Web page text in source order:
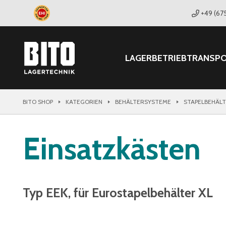
+49
LAGERBETRIEB
BITO SHOP KATEGORIEN BEHÄLTERSYSTEME
Einsatzkästen
Typ EEK, für Eurostapelbehälter XL